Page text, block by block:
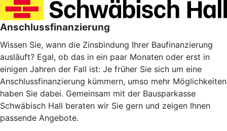
Anschlussfinanzierung
Wissen Sie, wann die Zinsbindung Ihrer Baufinanzierung
ausläuft? Egal, ob das in ein paar Monaten oder erst in
einigen Jahren der Fall ist: Je früher Sie sich um eine
Anschlussfinanzierung kümmern, umso mehr Möglichkeiten
haben Sie dabei. Gemeinsam mit der Bausparkasse
Schwäbisch Hall beraten wir Sie gern und zeigen Ihnen
passende Angebote.